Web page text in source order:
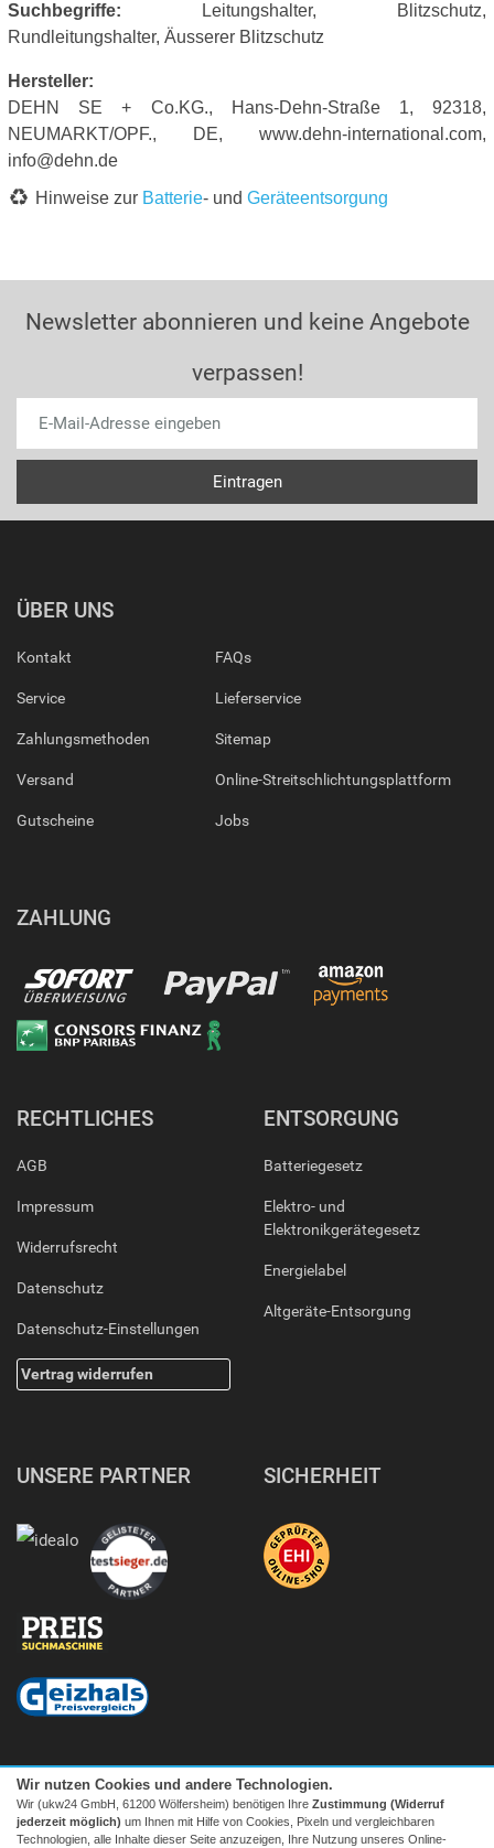
Suchbegriffe: Leitungshalter, Blitzschutz,
Rundleitungshalter, Äusserer Blitzschutz
Hersteller:
DEHN SE + Co.KG., Hans-Dehn-Straße 1, 92318,
NEUMARKT/OPF., DE, www.dehn-international.com,
info@dehn.de
Hinweise zur Batterie- und Geräteentsorgung
Newsletter abonnieren und keine Angebote
verpassen!
ÜBER UNS
Kontakt
Service
Zahlungsmethoden
Versand
Gutscheine
FAQs
Lieferservice
Sitemap
Online-Streitschlichtungsplattform
Jobs
ZAHLUNG
RECHTLICHES
AGB
Impressum
Widerrufsrecht
Datenschutz
Datenschutz-Einstellungen
Vertrag widerrufen
ENTSORGUNG
Batteriegesetz
Elektro- und
Elektronikgerätegesetz
Energielabel
Altgeräte-Entsorgung
UNSERE PARTNER SICHERHEIT
Wir nutzen Cookies und andere Technologien.
Wir (ukw24 GmbH, 61200 Wölfersheim) benötigen Ihre Zustimmung (Widerruf
jederzeit möglich) um Ihnen mit Hilfe von Cookies, Pixeln und vergleichbaren
Technologien, alle Inhalte dieser Seite anzuzeigen, Ihre Nutzung unseres Online-